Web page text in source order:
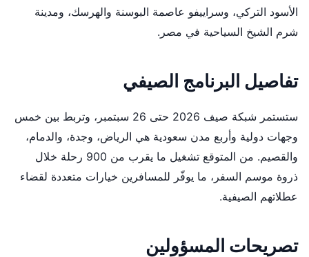
الأسود التركي، وسراييفو عاصمة البوسنة والهرسك، ومدينة
شرم الشيخ السياحية في مصر.
تفاصيل البرنامج الصيفي
ستستمر شبكة صيف 2026 حتى 26 سبتمبر، وتربط بين خمس
وجهات دولية وأربع مدن سعودية هي الرياض، وجدة، والدمام،
والقصيم. من المتوقع تشغيل ما يقرب من 900 رحلة خلال
ذروة موسم السفر، ما يوفّر للمسافرين خيارات متعددة لقضاء
عطلاتهم الصيفية.
تصريحات المسؤولين